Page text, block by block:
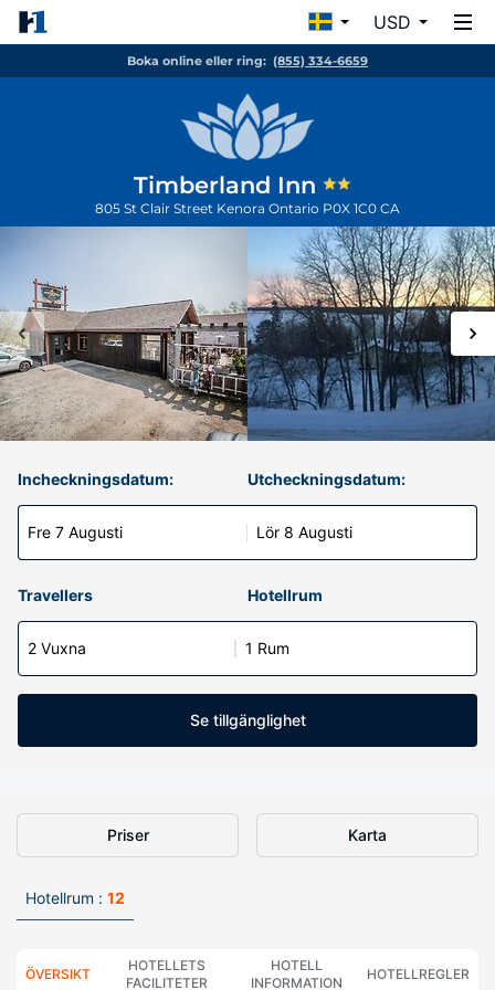
USD
Boka online eller ring: (855) 334-6659
Timberland Inn
805 St Clair Street Kenora Ontario P0X 1C0 CA
Incheckningsdatum:
Fre 7 Augusti
Utcheckningsdatum:
Lör 8 Augusti
Travellers Hotellrum
2 Vuxna 1 Rum
Se tillgänglighet
Priser Karta
Hotellrum : 12
ÖVERSIKT
HOTELLETS
FACILITETER
HOTELL
INFORMATION
HOTELLREGLER